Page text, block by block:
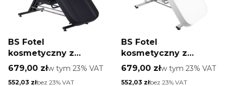
BS Fotel
kosmetyczny z
kuwetami BW-262A
czarny
Cena brutto
679,00 złw tym %s VAT
w tym 23% VAT
Cena netto
552,03 złbez 23% VAT
BS Fotel
kosmetyczny z
kuwetami BW-262A
biały
Cena brutto
679,00 złw tym %s VAT
w tym 23% VAT
Cena netto
552,03 złbez 23% VAT